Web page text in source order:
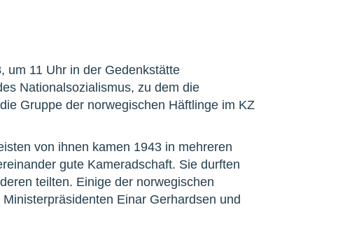
um 11 Uhr in der Gedenkstätte
Nationalsozialismus, zu dem die
Gruppe der norwegischen Häftlinge im KZ
von ihnen kamen 1943 in mehreren
gute Kameradschaft. Sie durften
teilten. Einige der norwegischen
Einar Gerhardsen und